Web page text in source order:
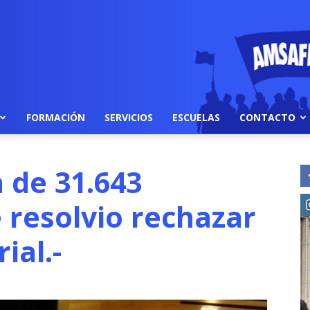
FORMACIÓN SERVICIOS ESCUELAS CONTACTO
31.643
rechazar